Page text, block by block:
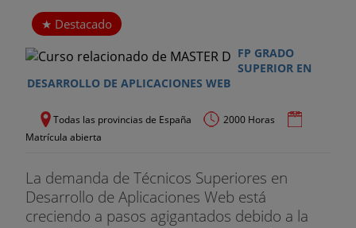
Destacado
FP GRADO
SUPERIOR EN
DESARROLLO DE APLICACIONES WEB
Todas las provincias de España
2000 Horas
Matrícula abierta
La demanda de Técnicos Superiores en
Desarrollo de Aplicaciones Web está
creciendo a pasos agigantados debido a la